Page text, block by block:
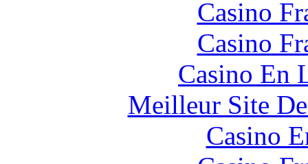
Casino
Casino
Casino En
Meilleur Site
Casino